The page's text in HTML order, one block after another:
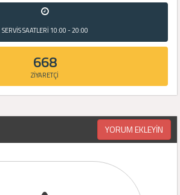
SERVİS SAATLERİ 10:00 - 20:00
668
ZİYARETÇİ
YORUM EKLEYİN